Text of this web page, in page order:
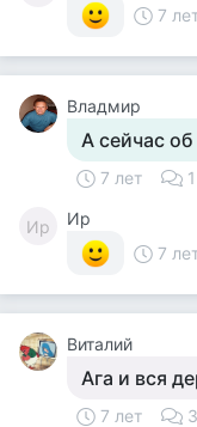
7
Владмир
А сейчас
7 лет 1
Ир
Ир
7
Виталий
Ага и вся
7 лет 3